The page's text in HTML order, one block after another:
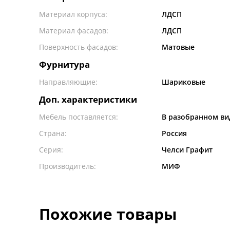
Материал корпуса:
ЛДСП
Материал фасадов:
ЛДСП
Поверхность фасадов:
Матовые
Фурнитура
Направляющие: Шариковые
Доп. характеристики
Мебель поставляется:
В разобранном
Страна:
Россия
Серия:
Челси Графит
Производитель:
МИФ
Похожие товары